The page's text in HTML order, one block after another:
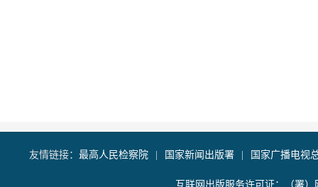
友情链接： 最高人民检察院 国家新闻出版署 国家广播电视
互联网出版服务许可证：（署